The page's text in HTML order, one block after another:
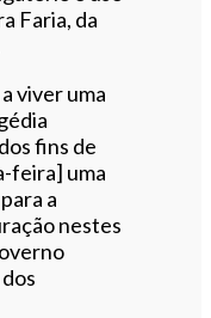
Faria, da
viver uma
fins de
feira] uma
a
nestes